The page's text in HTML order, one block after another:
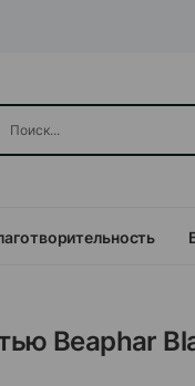
Beaphar